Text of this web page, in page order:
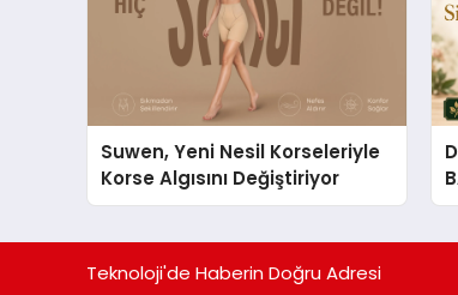
Suwen, Yeni Nesil Korseleriyle
Korse Algısını Değiştiriyor
Teknoloji'de Haberin Doğru Adresi